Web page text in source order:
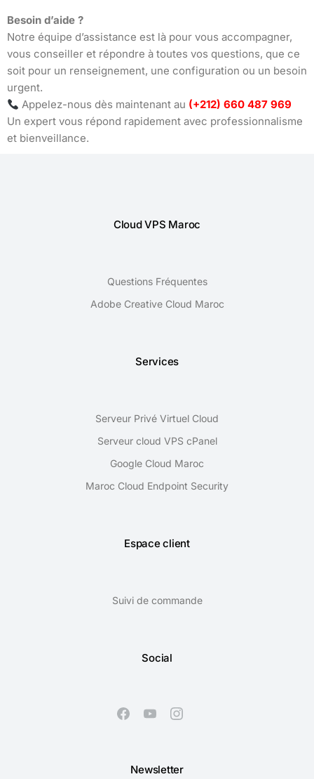
Besoin d’aide ?
Notre équipe d’assistance est là pour vous accompagner,
vous conseiller et répondre à toutes vos questions, que ce
soit pour un renseignement, une configuration ou un besoin
urgent.
Appelez-nous dès maintenant au (+212) 660 487 969
Un expert vous répond rapidement avec professionnalisme
et bienveillance.
Cloud VPS Maroc
Questions Fréquentes
Adobe Creative Cloud Maroc
Services
Serveur Privé Virtuel Cloud
Serveur cloud VPS cPanel
Google Cloud Maroc
Maroc Cloud Endpoint Security
Espace client
Suivi de commande
Social
Newsletter